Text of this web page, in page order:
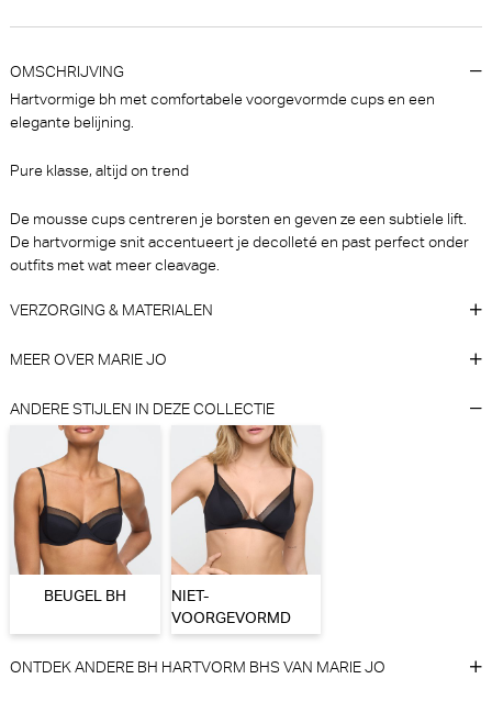
Marie Jo Jane String (Sand)
Marie Jo
€ 55,90
Marie Jo Daisy Slip - Rio
(Zwart)
Marie Jo Color studio Slip - Rio
(Hollywood Pink)
Marie Jo
Anita Active Air control Sport
BH - Voorgevormd (Wit)
OMSCHRIJVING
Hartvormige bh met comfortabele voorgevormde cups en een
elegante belijning.
Pure klasse, altijd on trend
De mousse cups centreren je borsten en geven ze een subtiele lift.
De hartvormige snit accentueert je decolleté en past perfect onder
outfits met wat meer cleavage.
VERZORGING & MATERIALEN
MEER OVER MARIE JO
ANDERE STIJLEN IN DEZE COLLECTIE
BEUGEL BH
NIET-
VOORGEVORMD
ONTDEK ANDERE BH HARTVORM BHS VAN MARIE JO